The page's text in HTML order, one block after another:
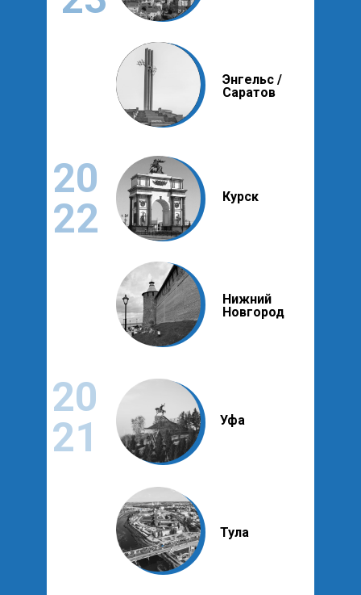
Уфа
Тула
20
21
Курск
Нижний
Новгород
20
22
Энгельс /
Саратов